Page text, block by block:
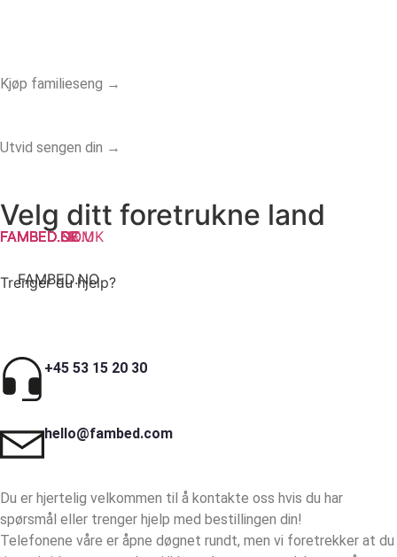
Kjøp familieseng →
Utvid sengen din →
Velg ditt foretrukne land
FAMBED.NO
FAMBED.COM
FAMBED.SE
FAMBED.CO.UK
FAMBED.DK
FAMBED.DE
FAMBED.NL
FAMBED.FR
Trenger du hjelp?
+45 53 15 20 30
hello@fambed.com
Du er hjertelig velkommen til å kontakte oss hvis du har
spørsmål eller trenger hjelp med bestillingen din!
Telefonene våre er åpne døgnet rundt, men vi foretrekker at du